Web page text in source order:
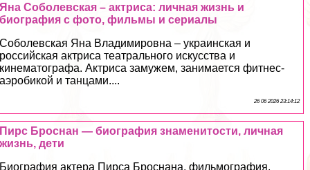
Яна Соболевская – актриса: личная жизнь и
биография с фото, фильмы и сериалы
Соболевская Яна Владимировна – украинская и
российская актриса театрального искусства и
кинематографа. Актриса замужем, занимается фитнес-
аэробикой и танцами....
26 06 2026 23:14:12
Пирс Броснан — биография знаменитости, личная
жизнь, дети
Биография актера Пирса Броснана, фильмография,